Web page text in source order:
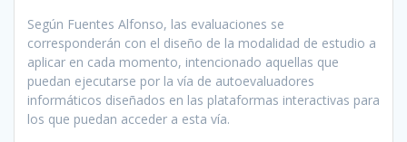
Según Fuentes Alfonso, las evaluaciones se
corresponderán con el diseño de la modalidad de estudio a
aplicar en cada momento, intencionado aquellas que
puedan ejecutarse por la vía de autoevaluadores
informáticos diseñados en las plataformas interactivas para
los que puedan acceder a esta vía.